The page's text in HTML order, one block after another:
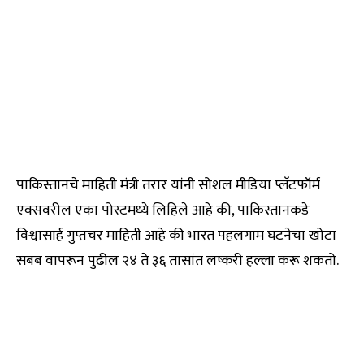
पाकिस्तानचे माहिती मंत्री तरार यांनी सोशल मीडिया प्लॅटफॉर्म
एक्सवरील एका पोस्टमध्ये लिहिले आहे की, पाकिस्तानकडे
विश्वासार्ह गुप्तचर माहिती आहे की भारत पहलगाम घटनेचा खोटा
सबब वापरून पुढील २४ ते ३६ तासांत लष्करी हल्ला करू शकतो.